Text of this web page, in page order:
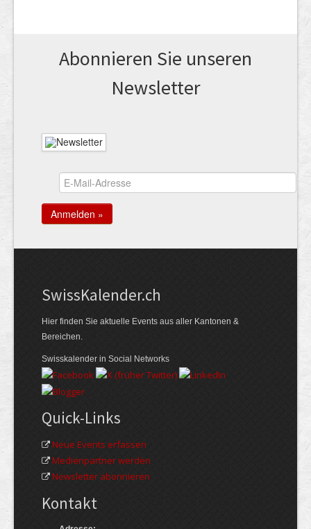
Abonnieren Sie unseren
News­letter
Swiss­Kalender.ch
Hier finden Sie aktuelle Events aus aller Kantonen &
Bereichen.
Swisskalender in Social Networks
Quick-Links
Neue Events erfassen
Medienpartner werden
Newsletter abonnieren
Kontakt